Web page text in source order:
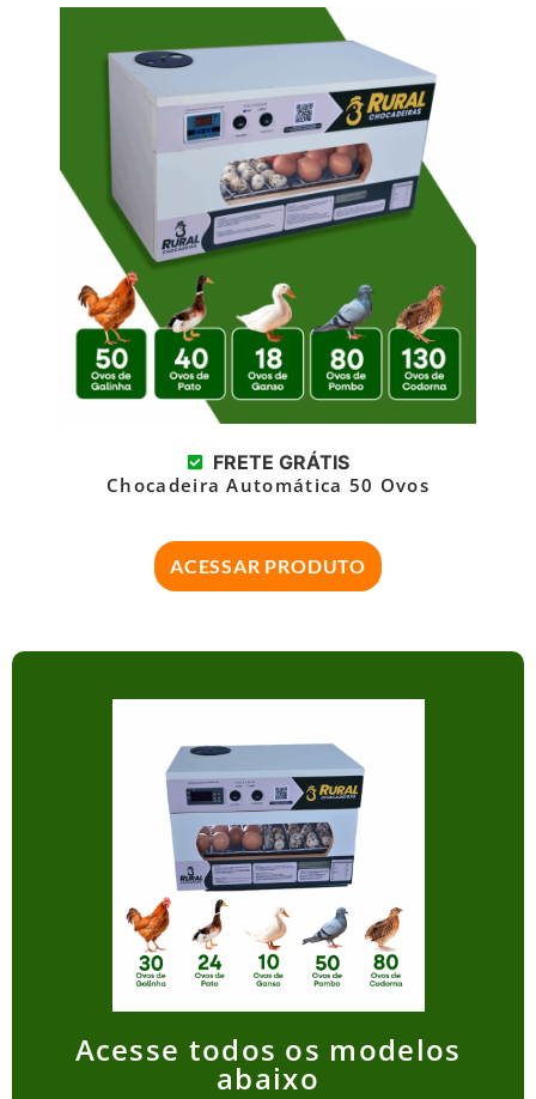
FRETE GRÁTIS
Chocadeira Automática 50 Ovos
ACESSAR PRODUTO
Acesse todos os modelos
abaixo